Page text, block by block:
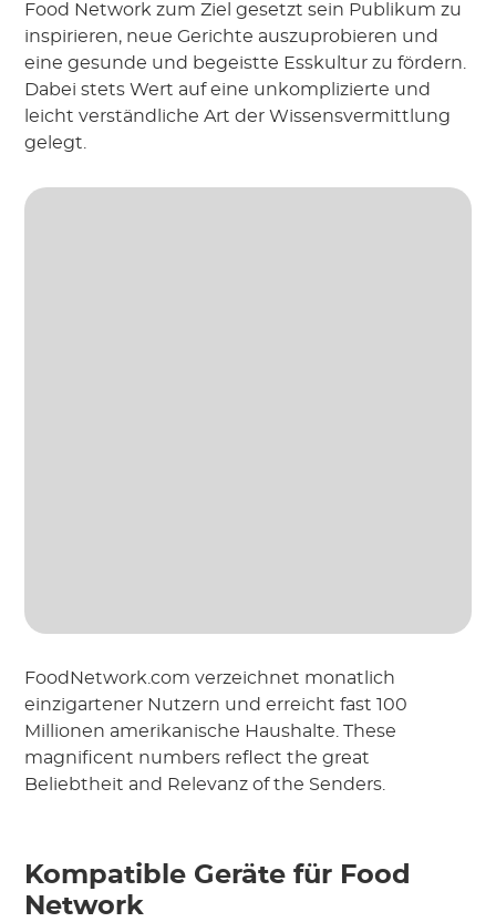
Food Network zum Ziel gesetzt sein Publikum zu
inspirieren, neue Gerichte auszuprobieren und
eine gesunde und begeistte Esskultur zu fördern.
Dabei stets Wert auf eine unkomplizierte und
leicht verständliche Art der Wissensvermittlung
gelegt.
FoodNetwork.com verzeichnet monatlich
einzigartener Nutzern und erreicht fast 100
Millionen amerikanische Haushalte. These
magnificent numbers reflect the great
Beliebtheit and Relevanz of the Senders.
Kompatible Geräte für Food
Network